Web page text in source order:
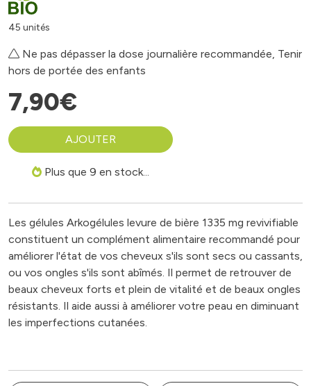
45 unités
Ne pas dépasser la dose journalière recommandée, Tenir
hors de portée des enfants
7,90€
AJOUTER
Plus que 9 en stock...
Les gélules Arkogélules levure de bière 1335 mg revivifiable
constituent un complément alimentaire recommandé pour
améliorer l'état de vos cheveux s'ils sont secs ou cassants,
ou vos ongles s'ils sont abîmés. Il permet de retrouver de
beaux cheveux forts et plein de vitalité et de beaux ongles
résistants. Il aide aussi à améliorer votre peau en diminuant
les imperfections cutanées.